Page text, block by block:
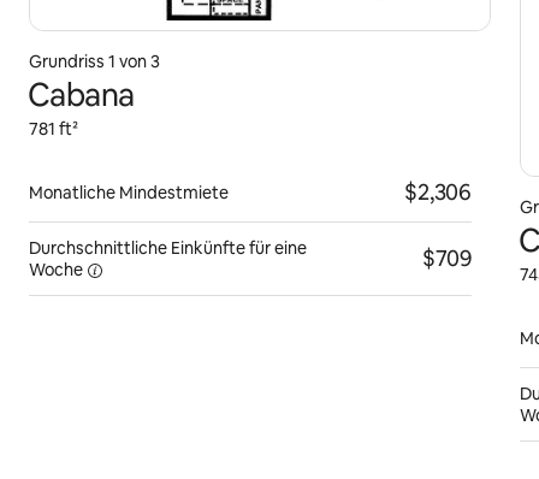
Grundriss 1 von 3
Cabana
781 ft²
Monatliche Mindestmiete $2,306
Durchschnittliche Einkünfte für eine
Woche
$709